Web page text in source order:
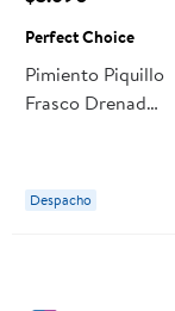
Perfect Choice
Pimiento Piquillo
Frasco Drenado
Choice
Despacho